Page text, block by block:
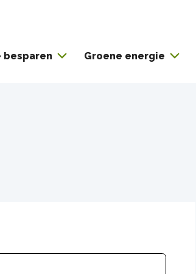
besparen Groene energie